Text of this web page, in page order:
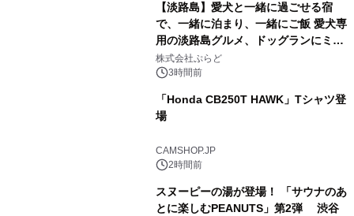
【淡路島】愛犬と一緒に過ごせる宿
で、一緒に泊まり、一緒にご飯 愛犬専
用の淡路島グルメ、ドッグランにミニ
プール グランピングとトレーラーハウ
スの2施設で
株式会社ぷらど
3時間前
「Honda CB250T HAWK」Tシャツ登
場
CAMSHOP.JP
2時間前
スヌーピーの湯が登場！ 「サウナのあ
とに楽しむPEANUTS」第2弾 渋谷